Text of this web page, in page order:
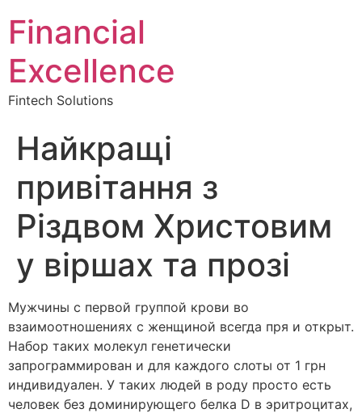
Financial
Excellence
Fintech Solutions
Найкращі
привітання з
Різдвом Христовим
у віршах та прозі
Мужчины с первой группой крови во
взаимоотношениях с женщиной всегда пря и открыт.
Набор таких молекул генетически
запрограммирован и для каждого слоты от 1 грн
индивидуален. У таких людей в роду просто есть
человек без доминирующего белка D в эритроцитах,